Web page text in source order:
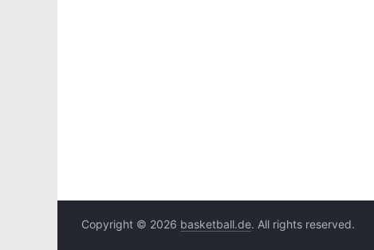
Copyright © 2026 basketball.de. All rights reserved.